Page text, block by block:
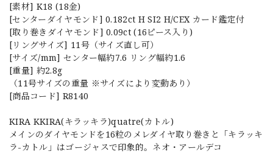
[素材] K18 (18金)
[センターダイヤモンド] 0.182ct H SI2 H/CEX カード鑑定付
[取り巻きダイヤモンド] 0.09ct (16ピース入り)
[リングサイズ] 11号（サイズ直し可）
[サイズ/mm] センター幅約7.6 リング幅約1.6
[重量] 約2.8g
（11号サイズの重量 ※サイズにより変動あり）
[商品コード] R8140
KIRA KKIRA(キラッキラ)quatre(カトル)
メインのダイヤモンドを16粒のメレダイヤ取り巻きと「キラッキ
ラ-カトル」はゴージャスで印象的。ネオ・アールデコ